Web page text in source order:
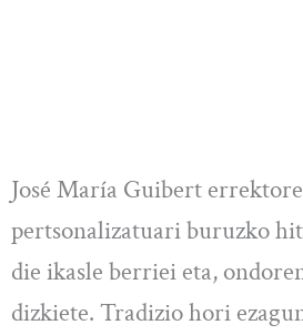
José María Guibert
pertsonalizatuari buruzko
die ikasle berriei eta,
dizkiete. Tradizio hori